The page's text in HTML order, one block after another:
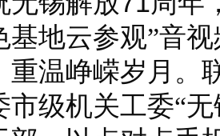
基地云参观”音
重温峥嵘岁月。
市级机关工委“